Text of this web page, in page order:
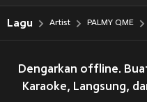
Lagu Artist PALMY QME
Dengarkan offline.
Karaoke, Langsung,